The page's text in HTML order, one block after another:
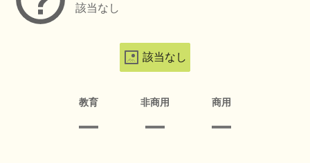
該当なし
該当なし
教育 非商用 商用